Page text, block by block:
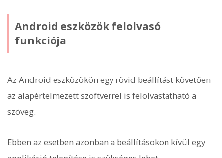
Android eszközök felolvasó
funkciója
Az Android eszközökön egy rövid beállítást követően
az alapértelmezett szoftverrel is felolvastatható a
szöveg.
Ebben az esetben azonban a beállításokon kívül egy